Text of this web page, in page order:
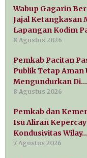
Wabup Gagarin
Jajal Ketangkasan
Lapangan Kodim
8 Agustus 2026
Pemkab Pacitan
Publik Tetap Aman
Mengundurkan Di…
8 Agustus 2026
Pemkab dan
Isu Aliran
Kondusivitas Wilay…
7 Agustus 2026